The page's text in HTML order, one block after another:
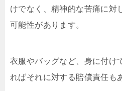
けでなく、精神的な苦痛に対
可能性があります。
衣服やバッグなど、身に付け
ればそれに対する賠償責任も